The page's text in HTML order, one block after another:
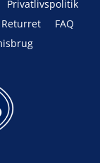
Privatlivspolitik
Returret
FAQ